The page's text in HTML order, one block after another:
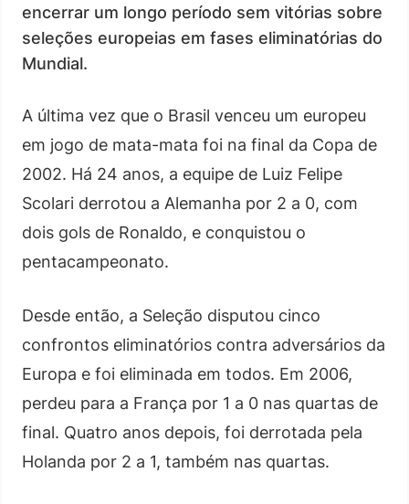
encerrar um longo período sem vitórias sobre
seleções europeias em fases eliminatórias do
Mundial.
A última vez que o Brasil venceu um europeu
em jogo de mata-mata foi na final da Copa de
2002. Há 24 anos, a equipe de Luiz Felipe
Scolari derrotou a Alemanha por 2 a 0, com
dois gols de Ronaldo, e conquistou o
pentacampeonato.
Desde então, a Seleção disputou cinco
confrontos eliminatórios contra adversários da
Europa e foi eliminada em todos. Em 2006,
perdeu para a França por 1 a 0 nas quartas de
final. Quatro anos depois, foi derrotada pela
Holanda por 2 a 1, também nas quartas.